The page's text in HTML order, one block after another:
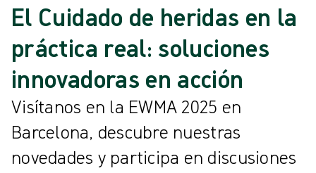
El Cuidado de heridas en la
práctica real: soluciones
innovadoras en acción
Visítanos en la EWMA 2025 en
Barcelona, descubre nuestras
novedades y participa en discusiones